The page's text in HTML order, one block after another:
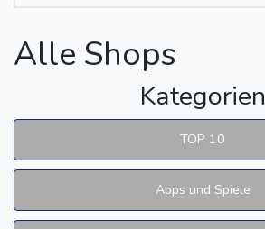
Alle Shops
Kategorien
TOP 10
Apps und Spiele